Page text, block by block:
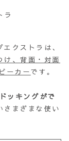
クストラは、
け、背面・対面
ーカー です。
ッキングがで
さまざまな使い